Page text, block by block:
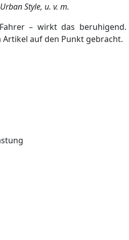
Urban Style, u. v. m.
– wirkt das beruhigend.
Artikel auf den Punkt gebracht.